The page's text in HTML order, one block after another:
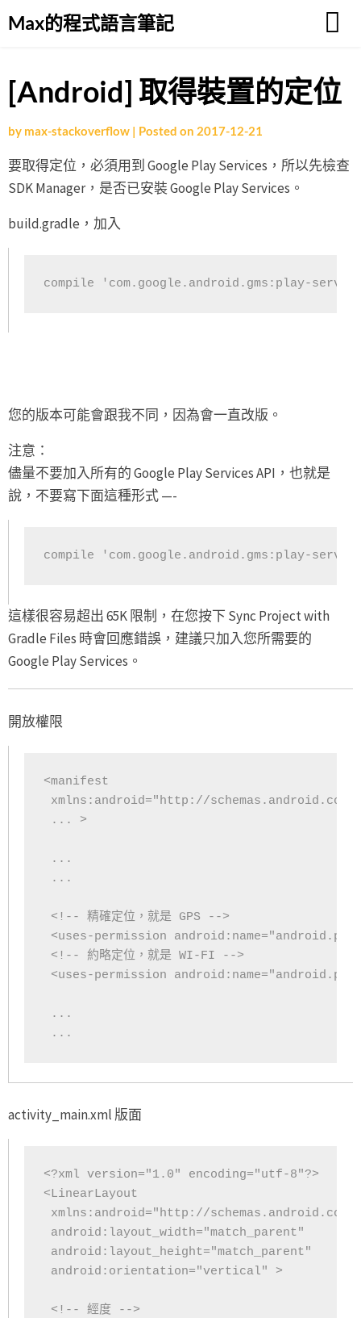
toMax的程式語言筆記
[Android] 取得裝置的定位
by max-stackoverflow | Posted on 2017-12-21
要取得定位，必須用到 Google Play Services，所以先檢查
SDK Manager，是否已安裝 Google Play Services。
build.gradle，加入
compile 'com.google.android.gms:play-
您的版本可能會跟我不同，因為會一直改版。
注意：
儘量不要加入所有的 Google Play Services API，也就是
說，不要寫下面這種形式 —-
compile 'com.google.android.gms:play-
這樣很容易超出 65K 限制，在您按下 Sync Project with
Gradle Files 時會回應錯誤，建議只加入您所需要的
Google Play Services。
開放權限
<manifest
xmlns:android="http://
... >
...
...
<!-- 精確定位，就是 GPS -->
<uses-permission
<!-- 約略定位，就是 WI-FI -->
<uses-permission
...
...
activity_main.xml 版面
<?xml version="1.0" encoding="utf-8"?>
<LinearLayout
xmlns:android="http://
android:layout_width="match_parent"
android:layout_height="match_parent"
android:orientation="vertical" >
<!-- 經度 -->